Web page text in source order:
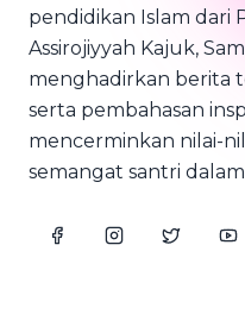
pendidikan Islam dari
Assirojiyyah Kajuk,
menghadirkan berita
serta pembahasan
mencerminkan nilai-
semangat santri